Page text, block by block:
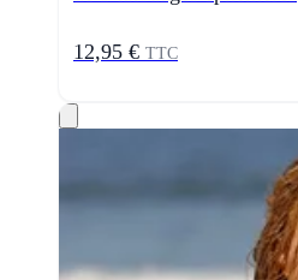
12,95 € TTC